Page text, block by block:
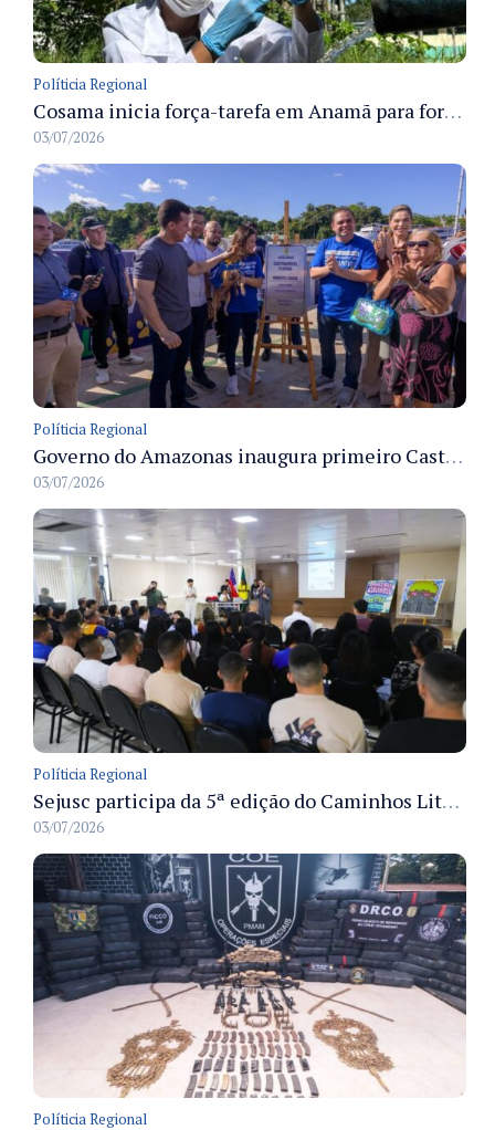
Políticia Regional
Cosama inicia força-tarefa em Anamã para fortalecer abastecimento de água e segurança hídrica da população
03/07/2026
Políticia Regional
Governo do Amazonas inaugura primeiro Castramóvel Fluvial para atendimento veterinário às comunidades ribeirinhas e castração gratuita
03/07/2026
Políticia Regional
Sejusc participa da 5ª edição do Caminhos Literários com foco na cultura hip-hop nas unidades socioeducativas
03/07/2026
Políticia Regional